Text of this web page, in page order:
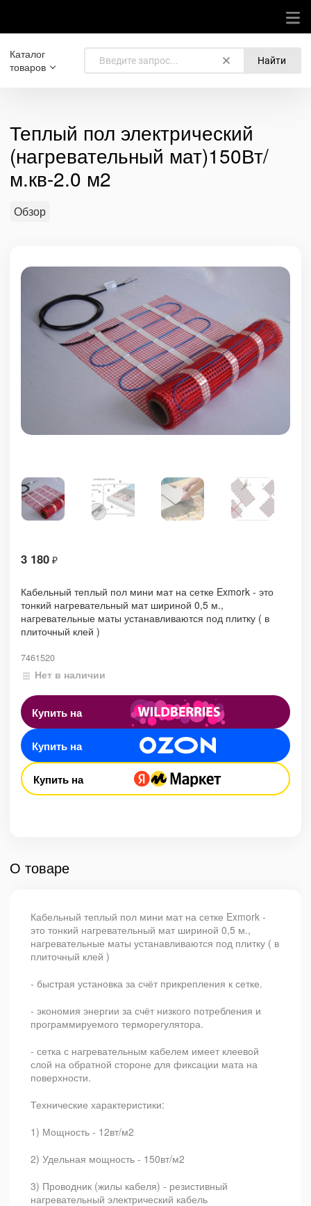
Каталог
товаров
Найти
Теплый пол электрический
(нагревательный мат)150Вт/
м.кв-2.0 м2
Обзор
3 180 ₽
Кабельный теплый пол мини мат на сетке Exmork - это
тонкий нагревательный мат шириной 0,5 м.,
нагревательные маты устанавливаются под плитку ( в
плиточный клей )
7461520
Нет в наличии
Купить на
Купить на
Купить на
О товаре
Кабельный теплый пол мини мат на сетке Exmork -
это тонкий нагревательный мат шириной 0,5 м.,
нагревательные маты устанавливаются под плитку ( в
плиточный клей )
- быстрая установка за счёт прикрепления к сетке.
- экономия энергии за счёт низкого потребления и
программируемого терморегулятора.
- сетка с нагревательным кабелем имеет клеевой
слой на обратной стороне для фиксации мата на
поверхности.
Технические характеристики:
1) Мощность - 12вт/м2
2) Удельная мощность - 150вт/м2
3) Проводник (жилы кабеля) - резистивный
нагревательный электрический кабель